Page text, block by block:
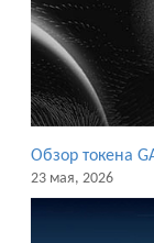
Обзор токена
23 мая, 2026